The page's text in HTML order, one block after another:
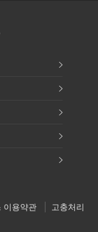
이용약관
고충처리